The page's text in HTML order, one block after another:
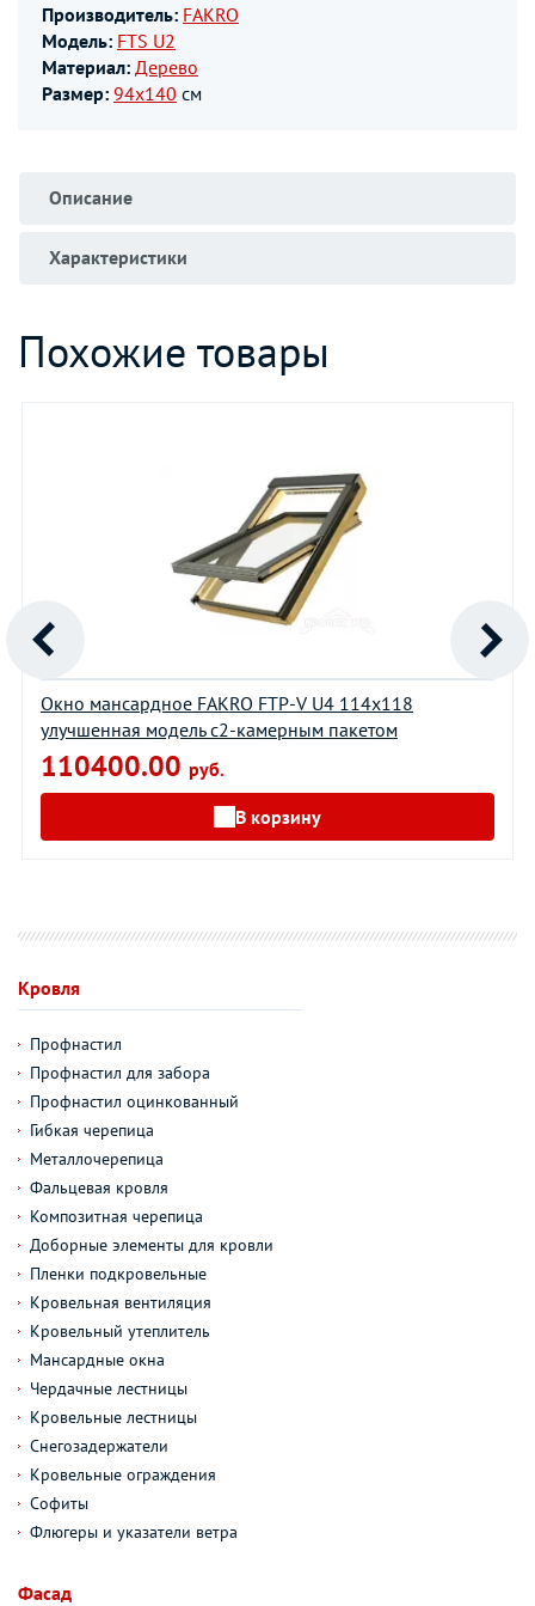
Производитель: FAKRO
Модель: FTS U2
Материал: Дерево
Размер: 94х140 см
Описание
Характеристики
Похожие товары
Окно мансардное FAKRO FTP-V U4 114х118
улучшенная модель с2-камерным пакетом
110400.00 руб.
В корзину
Кровля
Профнастил
Профнастил для забора
Профнастил оцинкованный
Гибкая черепица
Металлочерепица
Фальцевая кровля
Композитная черепица
Доборные элементы для кровли
Пленки подкровельные
Кровельная вентиляция
Кровельный утеплитель
Мансардные окна
Чердачные лестницы
Кровельные лестницы
Снегозадержатели
Кровельные ограждения
Софиты
Флюгеры и указатели ветра
Фасад